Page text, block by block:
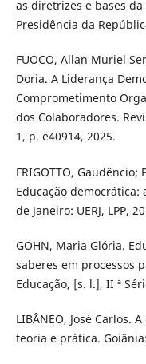
as diretrizes e bases
Presidência da
FUOCO, Allan Muriel
Doria. A Liderança
Comprometimento
dos Colaboradores.
1, p. e40914, 2025.
FRIGOTTO, Gaudêncio;
Educação democrática:
de Janeiro: UERJ, LPP,
GOHN, Maria Glória.
saberes em processos
Educação, [s. l.], II ª
LIBÂNEO, José Carlos.
teoria e prática.